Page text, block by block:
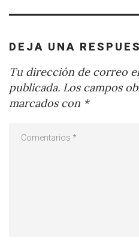
DEJA UNA
Tu dirección de correo
publicada. Los campos
marcados con *